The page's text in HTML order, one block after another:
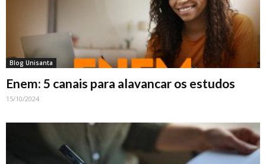
Blog Unisanta
Enem: 5 canais para alavancar os estudos
15/10/2024